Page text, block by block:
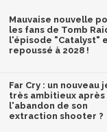
Mauvaise nouvelle
les fans de Tomb
l'épisode "Catalyst"
repoussé à 2028 !
Far Cry : un nouveau
très ambitieux après
l'abandon de son
extraction shooter ?